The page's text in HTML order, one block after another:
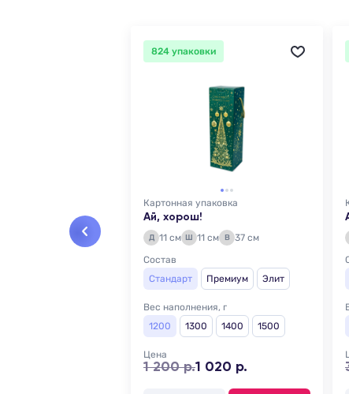
824 упаковки
Картонная упаковка
Ай, хорош!
Д 11 см Ш 11 см В 37 см
Состав
Стандарт
Премиум Элит
Вес наполнения, г
1200
1300 1400 1500
Цена
1 200 р.1 020 р.